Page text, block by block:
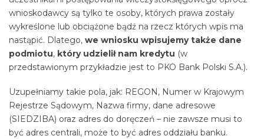
wnioskodawcy są tylko te osoby, których prawa zostały
wykreślone lub obciążone bądź na rzecz których wpis ma
nastąpić. Dlatego, we wniosku wpisujemy także dane
podmiotu, który udzielił nam kredytu (w
przedstawionym przykładzie jest to PKO Bank Polski S.A.).
Uzupełniamy takie pola, jak: REGON, Numer w Krajowym
Rejestrze Sądowym, Nazwa firmy, dane adresowe
(SIEDZIBA) oraz adres do doręczeń – nie zawsze musi to
być adres centrali, może to być adres oddziału banku.